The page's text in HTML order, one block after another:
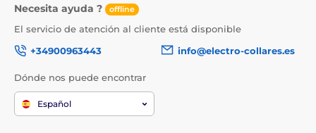
Necesita ayuda ? offline
El servicio de atención al cliente está disponible
+34900963443
info@electro-collares.es
Dónde nos puede encontrar
Español